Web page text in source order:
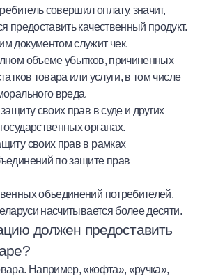
совершил оплату, значит,
предоставить качественный продукт.
документом служит чек.
объеме убытков, причиненных
товара или услуги, в том числе
вреда.
своих прав в суде и других
органах.
своих прав в рамках
по защите прав
объединений потребителей.
насчитывается более десяти.
должен предоставить
Например, «кофта», «ручка»,